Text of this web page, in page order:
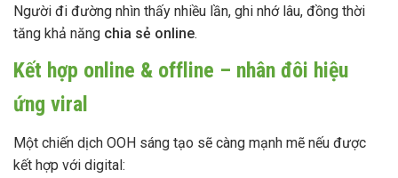
Người đi đường nhìn thấy nhiều lần, ghi nhớ lâu, đồng thời
tăng khả năng chia sẻ online.
Kết hợp online & offline – nhân đôi hiệu
ứng viral
Một chiến dịch OOH sáng tạo sẽ càng mạnh mẽ nếu được
kết hợp với digital: